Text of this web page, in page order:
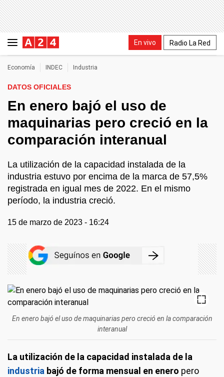
En vivo Radio La Red
Economía INDEC Industria
DATOS OFICIALES
En enero bajó el uso de
maquinarias pero creció en la
comparación interanual
La utilización de la capacidad instalada de la
industria estuvo por encima de la marca de 57,5%
registrada en igual mes de 2022. En el mismo
período, la industria creció.
15 de marzo de 2023 - 16:24
En enero bajó el uso de maquinarias pero creció en la comparación
interanual
La utilización de la capacidad instalada de la
industria bajó de forma mensual en enero pero